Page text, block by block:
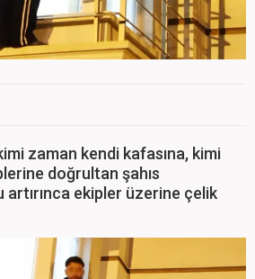
zaman kendi kafasına, kimi
doğrultan şahıs
ekipler üzerine çelik